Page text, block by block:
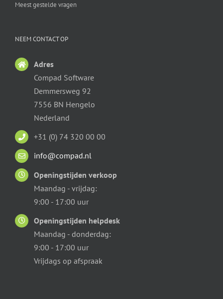
Meest gestelde vragen
NEEM CONTACT OP
Adres
Compad Software
Demmersweg 92
7556 BN Hengelo
Nederland
+31 (0) 74 320 00 00
info@compad.nl
Openingstijden verkoop
Maandag - vrijdag:
9:00 - 17:00 uur
Openingstijden helpdesk
Maandag - donderdag:
9:00 - 17:00 uur
Vrijdags op afspraak